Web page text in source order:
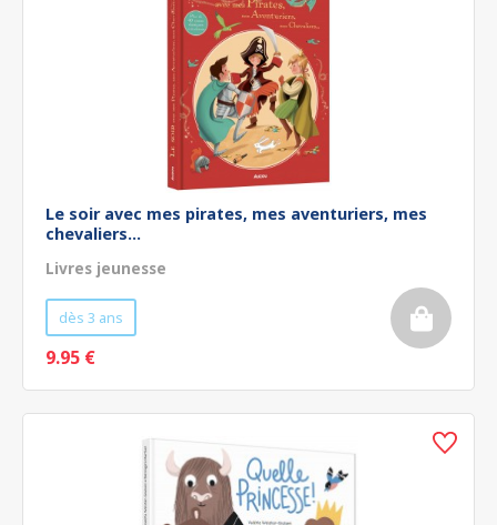
Le soir avec mes pirates, mes aventuriers, mes
chevaliers...
Livres jeunesse
dès 3 ans
9.95 €